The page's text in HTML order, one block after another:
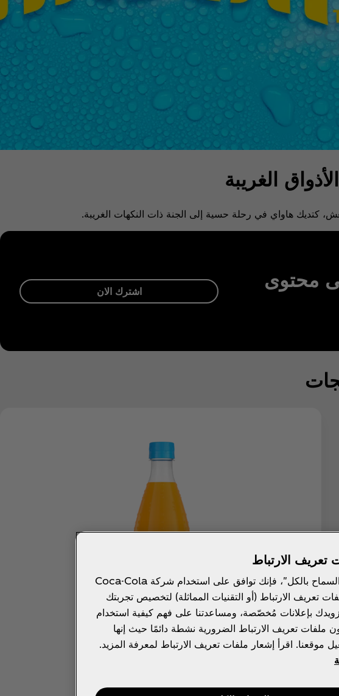
الغريبة
محتوى
اشترك الان
تعريف الارتباط
بالنقر فوق "السماح بالكل"، فإنك توافق على استخدام شركة Coca-Cola
تعريف الارتباط (أو التقنيات المماثلة) لتخصيص تجربتك
بإعلانات مُخصّصة، ومساعدتنا على فهم كيفية استخدام
ملفات تعريف الارتباط الضرورية نشطة دائمًا حيث إنها
موقعنا. اقرأ إشعار ملفات تعريف الارتباط لمعرفة المزيد.